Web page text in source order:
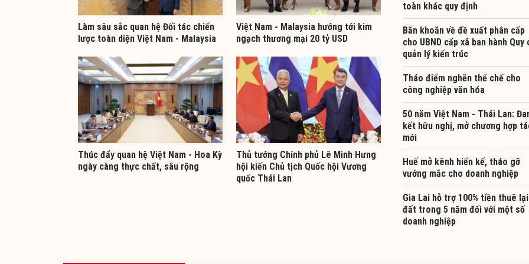
Làm sâu sắc quan hệ Đối tác chiến
lược toàn diện Việt Nam - Malaysia
Việt Nam - Malaysia hướng tới kim
ngạch thương mại 20 tỷ USD
Thúc đẩy quan hệ Việt Nam - Hoa Kỳ
ngày càng thực chất, sâu rộng
Thủ tướng Chính phủ Lê Minh Hưng
hội kiến Chủ tịch Quốc hội Vương
quốc Thái Lan
toàn khác quy định
Băn khoăn về đề xuất phân cấp
cho UBND cấp xã ban hành Quy
quản lý kiến trúc
Tháo điểm nghẽn thể chế cho
công nghiệp văn hóa
50 năm Việt Nam - Thái Lan:
kết hữu nghị, mở chương hợp
mới
Huế mở kênh hiến kế, tháo gỡ
vướng mắc cho doanh nghiệp
Gia Lai hỗ trợ 100% tiền thuê lại
đất trong 5 năm đối với một số
doanh nghiệp